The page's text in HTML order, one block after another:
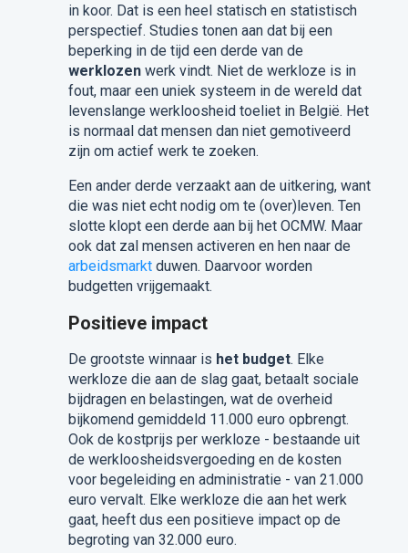
in koor. Dat is een heel statisch en statistisch
perspectief. Studies tonen aan dat bij een
beperking in de tijd een derde van de
werklozen werk vindt. Niet de werkloze is in
fout, maar een uniek systeem in de wereld dat
levenslange werkloosheid toeliet in België. Het
is normaal dat mensen dan niet gemotiveerd
zijn om actief werk te zoeken.
Een ander derde verzaakt aan de uitkering, want
die was niet echt nodig om te (over)leven. Ten
slotte klopt een derde aan bij het OCMW. Maar
ook dat zal mensen activeren en hen naar de
arbeidsmarktduwen. Daarvoor worden
budgetten vrijgemaakt.
Positieve impact
De grootste winnaar is het budget. Elke
werkloze die aan de slag gaat, betaalt sociale
bijdragen en belastingen, wat de overheid
bijkomend gemiddeld 11.000 euro opbrengt.
Ook de kostprijs per werkloze - bestaande uit
de werkloosheidsvergoeding en de kosten
voor begeleiding en administratie - van 21.000
euro vervalt. Elke werkloze die aan het werk
gaat, heeft dus een positieve impact op de
begroting van 32.000 euro.